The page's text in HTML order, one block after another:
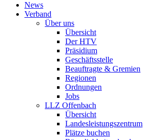
News
Verband
Über uns
Übersicht
Der HTV
Präsidium
Geschäftsstelle
Beauftragte & Gremien
Regionen
Ordnungen
Jobs
LLZ Offenbach
Übersicht
Landesleistungszentrum
Plätze buchen